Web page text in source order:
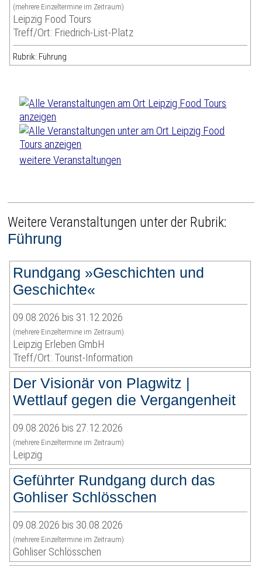
(mehrere Einzeltermine im Zeitraum)
Leipzig Food Tours
Treff/Ort: Friedrich-List-Platz
Rubrik: Führung
weitere Veranstaltungen
Weitere Veranstaltungen unter der Rubrik:
Führung
Rundgang »Geschichten und
Geschichte«
09.08.2026 bis 31.12.2026
(mehrere Einzeltermine im Zeitraum)
Leipzig Erleben GmbH
Treff/Ort: Tourist-Information
Der Visionär von Plagwitz |
Wettlauf gegen die Vergangenheit
09.08.2026 bis 27.12.2026
(mehrere Einzeltermine im Zeitraum)
Leipzig
Geführter Rundgang durch das
Gohliser Schlösschen
09.08.2026 bis 30.08.2026
(mehrere Einzeltermine im Zeitraum)
Gohliser Schlösschen